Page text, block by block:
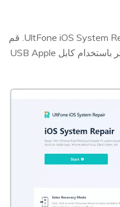
قم بتنزيل وتثبيت UltFone iOS System Repair. قم
بتوصيل iPhone الخاص بك بالكمبيوتر باستخدام كابل USB Apple